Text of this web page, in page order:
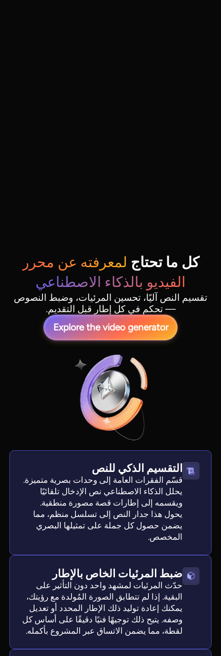
كل ما تحتاج لمعرفته عن محرر
الفيديو بالذكاء الاصطناعي
تقسيم النص آليًا، تحسين المرئيات، وضبط النصوص
— تحكم في كل إطار قبل التقديم.
Explore the video generator
التقسيم الذكي للنص
قسّم الفقرات العامة إلى وحدات بصرية متميزة.
يحلل الذكاء الاصطناعي نص الإدخال تلقائيًا
ويقسمه إلى إطارات قصة مصورة منطقية.
يحول هذا جدار النص إلى تسلسل منظم، مما
يضمن حصول كل جملة على تمثيلها البصري
المخصص.
ضبط المرئيات الخاص بالإطار
حدّث المرئيات لمشهد واحد دون التأثير على
البقية. إذا لم تتطابق الصورة المُولدة مع رؤيتك،
يمكنك إعادة توليد ذلك الإطار المحدد أو تعديل
وصفه. يتيح ذلك توجيهًا فنيًا دقيقًا على أساس كل
لقطة، مما يضمن الاتساق عبر المشروع بأكمله.